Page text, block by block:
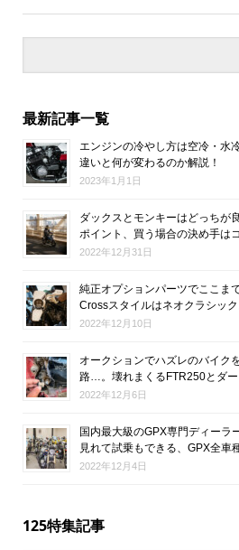
最新記事一覧
エンジンの冷やし方は空冷・水
違いと何が変わるのか解説！
2023年1月1日
ダックスとモンキーはどっちが
ポイント、買う場合の決め手は
2022年12月31日
純正オプションパーツでここま
Crossスタイルはネオクラシッ
2022年12月10日
オークションでハズレのバイク
路…。壊れまくるFTR250とダ
2022年12月6日
国内最大級のGPX専門ディーラ
見れて試乗もできる、GPX全車
2022年12月4日
125特集記事